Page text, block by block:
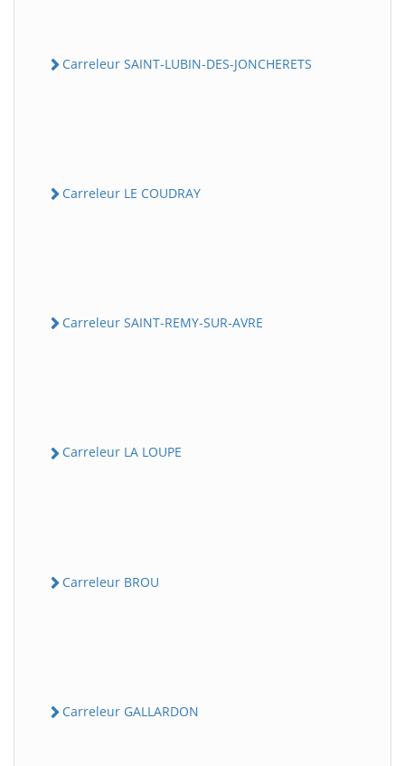
Carreleur SAINT-LUBIN-DES-JONCHERETS
Carreleur LE COUDRAY
Carreleur SAINT-REMY-SUR-AVRE
Carreleur LA LOUPE
Carreleur BROU
Carreleur GALLARDON